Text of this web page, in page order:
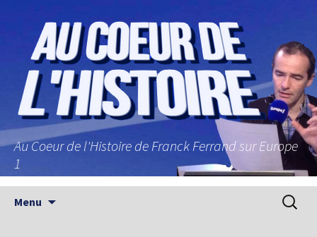
Au Coeur de l'Histoire de Franck Ferrand sur Europe
1
Menu